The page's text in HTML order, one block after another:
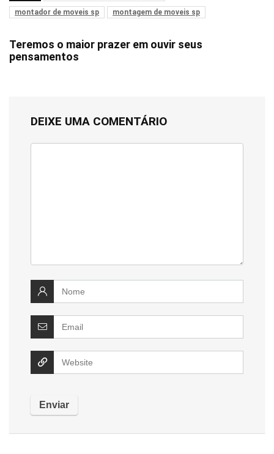
montador de moveis sp
montagem de moveis sp
Teremos o maior prazer em ouvir seus
pensamentos
DEIXE UMA COMENTÁRIO